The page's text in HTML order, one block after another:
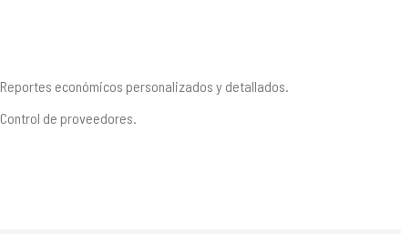
Reportes económicos personalizados y detallados.
Control de proveedores.